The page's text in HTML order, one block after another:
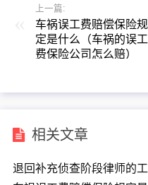
上一篇:
车祸误工费赔偿保险规
定是什么（车祸的误工
费保险公司怎么赔）
相关文章
退回补充侦查阶段律师的